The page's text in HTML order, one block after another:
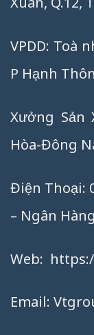
VPDD: Toà
P Hạnh
Xưởng Sản
Hòa-Đông
Điện Thoại:
– Ngân
Web:
Email: